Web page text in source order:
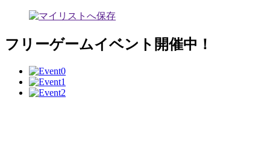
フリーゲームイベント開催中！